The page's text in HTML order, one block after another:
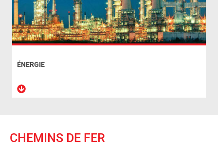
ÉNERGIE
CHEMINS DE FER